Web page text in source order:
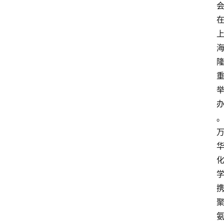
会
在
上
海
隆
重
举
办
。
万
华
化
学
携
聚
氨